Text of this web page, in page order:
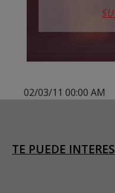
02/03/11 00:00 AM
TE PUEDE